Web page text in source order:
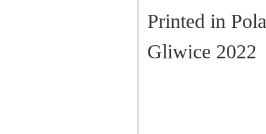
Printed in
Gliwice 2022